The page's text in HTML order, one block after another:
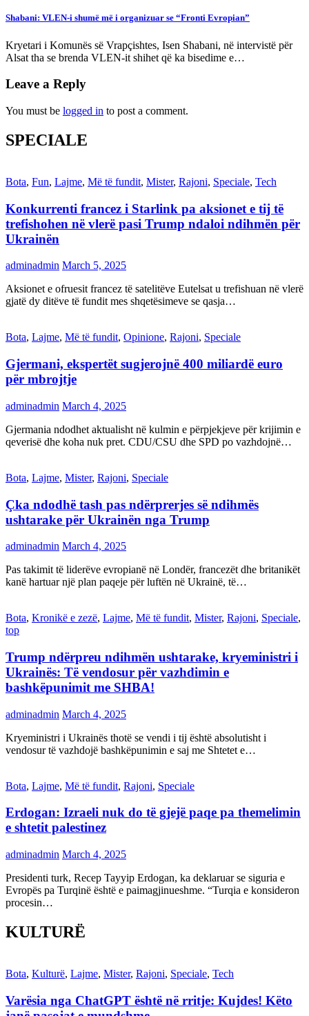
Shabani: VLEN-i shumë më i organizuar se “Fronti Evropian”
Kryetari i Komunës së Vrapçishtes, Isen Shabani, në intervistë për
Alsat tha se brenda VLEN-it shihet që ka bisedime e…
Leave a Reply
You must be logged in to post a comment.
SPECIALE
Bota, Fun, Lajme, Më të fundit, Mister, Rajoni, Speciale, Tech
Konkurrenti francez i Starlink pa aksionet e tij të
trefishohen në vlerë pasi Trump ndaloi ndihmën për
Ukrainën
adminadmin March 5, 2025
Aksionet e ofruesit francez të satelitëve Eutelsat u trefishuan në vlerë
gjatë dy ditëve të fundit mes shqetësimeve se qasja…
Bota, Lajme, Më të fundit, Opinione, Rajoni, Speciale
Gjermani, ekspertët sugjerojnë 400 miliardë euro
për mbrojtje
adminadmin March 4, 2025
Gjermania ndodhet aktualisht në kulmin e përpjekjeve për krijimin e
qeverisë dhe koha nuk pret. CDU/CSU dhe SPD po vazhdojnë…
Bota, Lajme, Mister, Rajoni, Speciale
Çka ndodhë tash pas ndërprerjes së ndihmës
ushtarake për Ukrainën nga Trump
adminadmin March 4, 2025
Pas takimit të liderëve evropianë në Londër, francezët dhe britanikët
kanë hartuar një plan paqeje për luftën në Ukrainë, të…
Bota, Kronikë e zezë, Lajme, Më të fundit, Mister, Rajoni, Speciale,
top
Trump ndërpreu ndihmën ushtarake, kryeministri i
Ukrainës: Të vendosur për vazhdimin e
bashkëpunimit me SHBA!
adminadmin March 4, 2025
Kryeministri i Ukrainës thotë se vendi i tij është absolutisht i
vendosur të vazhdojë bashkëpunimin e saj me Shtetet e…
Bota, Lajme, Më të fundit, Rajoni, Speciale
Erdogan: Izraeli nuk do të gjejë paqe pa themelimin
e shtetit palestinez
adminadmin March 4, 2025
Presidenti turk, Recep Tayyip Erdogan, ka deklaruar se siguria e
Evropës pa Turqinë është e paimagjinueshme. “Turqia e konsideron
procesin…
KULTURË
Bota, Kulturë, Lajme, Mister, Rajoni, Speciale, Tech
Varësia nga ChatGPT është në rritje: Kujdes! Këto